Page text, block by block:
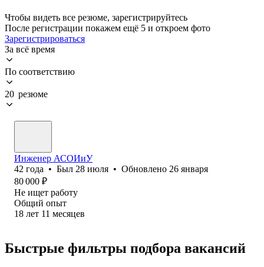
Чтобы видеть все резюме, зарегистрируйтесь
После регистрации покажем ещё 5 и откроем фото
Зарегистрироваться
За всё время
По соответствию
20 резюме
Инженер АСОИиУ
42 года • Был 28 июля • Обновлено 26 января
80 000 ₽
Не ищет работу
Общий опыт
18 лет 11 месяцев
Быстрые фильтры подбора вакансий